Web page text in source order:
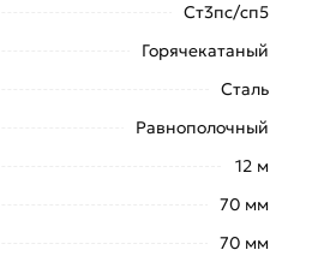
соответствует всем
Ст3пс/сп5
Горячекатаный
Сталь
Равнополочный
12 м
70 мм
70 мм